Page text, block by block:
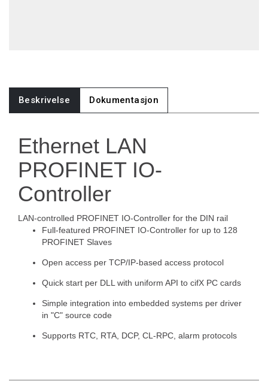
Beskrivelse Dokumentasjon
Ethernet LAN
PROFINET IO-
Controller
LAN-controlled PROFINET IO-Controller for the DIN rail
Full-featured PROFINET IO-Controller for up to 128
PROFINET Slaves
Open access per TCP/IP-based access protocol
Quick start per DLL with uniform API to cifX PC cards
Simple integration into embedded systems per driver
in "C" source code
Supports RTC, RTA, DCP, CL-RPC, alarm protocols